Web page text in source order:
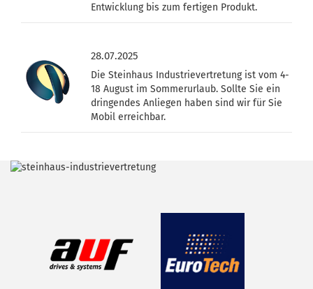
Entwicklung bis zum fertigen Produkt.
28.07.2025
Die Steinhaus Industrievertretung ist vom 4-
18 August im Sommerurlaub. Sollte Sie ein
dringendes Anliegen haben sind wir für Sie
Mobil erreichbar.